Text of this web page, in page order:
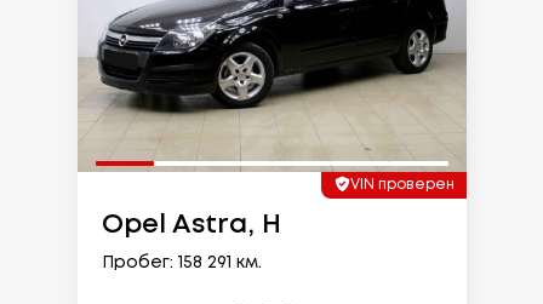
VIN проверен
Opel Astra, H
Пробег: 158 291 км.